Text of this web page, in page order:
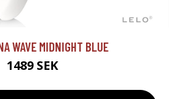
WAVE MIDNIGHT BLUE
1489 SEK